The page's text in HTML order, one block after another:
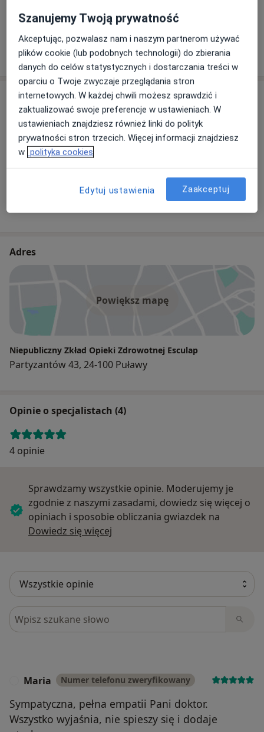
W jaki sposób ustalane są ceny?
Specjaliści
Stomatolog
Stomatolog
Adres
Powiększ mapę
Niepubliczny Zkład Opieki Zdrowotnej Esculap
Partyzantów 43, 24-100 Puławy
Opinie o specjalistach (4)
4 opinie
Sprawdzamy wszystkie opinie. Moderujemy je
zgodnie z naszymi zasadami, dowiedz się więcej o
opiniach i sposobie obliczania gwiazdek na
Dowiedz się więcej
Szukaj w opiniach
Maria Numer telefonu zweryfikowany
Sympatyczna, pełna empatii Pani doktor.
Wszystko wyjaśnia, nie spieszy się i dodaje
Szanujemy Twoją prywatność
Akceptując, pozwalasz nam i naszym partnerom używać
plików cookie (lub podobnych technologii) do zbierania
danych do celów statystycznych i dostarczania treści w
oparciu o Twoje zwyczaje przeglądania stron
internetowych. W każdej chwili możesz sprawdzić i
zaktualizować swoje preferencje w ustawieniach. W
ustawieniach znajdziesz również linki do polityk
prywatności stron trzecich. Więcej informacji znajdziesz
w polityka cookies
Edytuj ustawienia Zaakceptuj